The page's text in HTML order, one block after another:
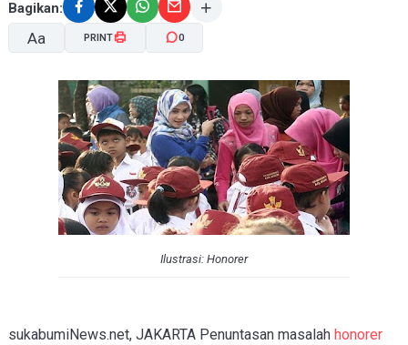
Bagikan:
Aa
A- A+
PRINT 0
Ilustrasi: Honorer
sukabumiNews.net, JAKARTA Penuntasan masalah honorer